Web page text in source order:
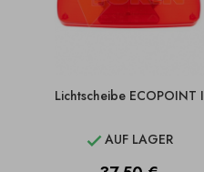
Lichtscheibe ECOPOINT I
AUF LAGER